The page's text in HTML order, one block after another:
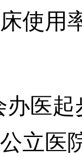
使用
医起
立医